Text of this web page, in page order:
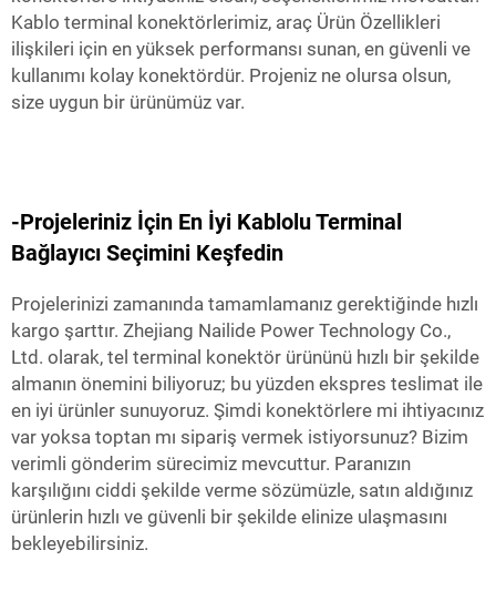
Kablo terminal konektörlerimiz, araç Ürün Özellikleri
ilişkileri için en yüksek performansı sunan, en güvenli ve
kullanımı kolay konektördür. Projeniz ne olursa olsun,
size uygun bir ürünümüz var.
-Projeleriniz İçin En İyi Kablolu Terminal
Bağlayıcı Seçimini Keşfedin
Projelerinizi zamanında tamamlamanız gerektiğinde hızlı
kargo şarttır. Zhejiang Nailide Power Technology Co.,
Ltd. olarak, tel terminal konektör ürününü hızlı bir şekilde
almanın önemini biliyoruz; bu yüzden ekspres teslimat ile
en iyi ürünler sunuyoruz. Şimdi konektörlere mi ihtiyacınız
var yoksa toptan mı sipariş vermek istiyorsunuz? Bizim
verimli gönderim sürecimiz mevcuttur. Paranızın
karşılığını ciddi şekilde verme sözümüzle, satın aldığınız
ürünlerin hızlı ve güvenli bir şekilde elinize ulaşmasını
bekleyebilirsiniz.